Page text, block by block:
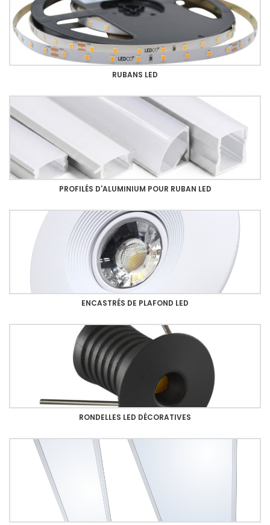
RUBANS LED
PROFILÉS D'ALUMINIUM POUR RUBAN LED
ENCASTRÉS DE PLAFOND LED
RONDELLES LED DÉCORATIVES